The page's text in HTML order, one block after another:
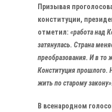
Призывая
конституции,
отметил: «работа над
затянулась. Страна
преобразования. И в то
Конституция прошлого.
жить по старому
В всенародном